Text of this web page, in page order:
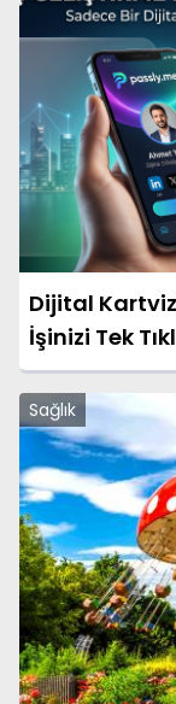
Dijital
İşinizi Tek
Sağlık